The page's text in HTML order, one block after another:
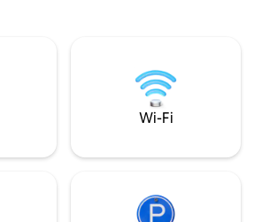
equipada
elétrico, frigobar,
cafeteira,
para preservar a
e uma
hóspedes.
Wi-Fi